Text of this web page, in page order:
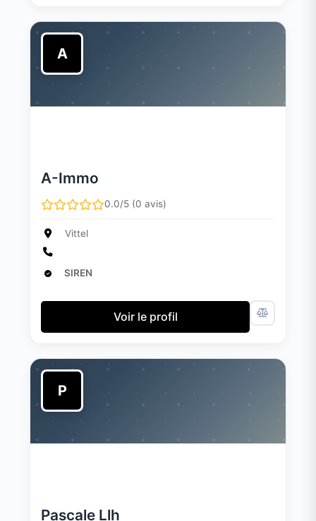
A
A-Immo
0.0/5 (0 avis)
Vittel
SIREN
Voir le profil
P
Pascale Llh